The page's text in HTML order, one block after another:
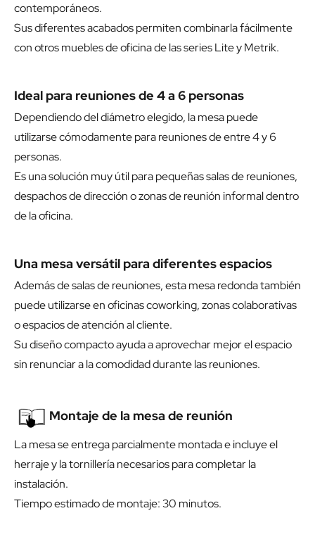
contemporáneos.
Sus diferentes acabados permiten combinarla fácilmente
con otros muebles de oficina de las series Lite y Metrik.
Ideal para reuniones de 4 a 6 personas
Dependiendo del diámetro elegido, la mesa puede
utilizarse cómodamente para reuniones de entre 4 y 6
personas.
Es una solución muy útil para pequeñas salas de reuniones,
despachos de dirección o zonas de reunión informal dentro
de la oficina.
Una mesa versátil para diferentes espacios
Además de salas de reuniones, esta mesa redonda también
puede utilizarse en oficinas coworking, zonas colaborativas
o espacios de atención al cliente.
Su diseño compacto ayuda a aprovechar mejor el espacio
sin renunciar a la comodidad durante las reuniones.
Montaje de la mesa de reunión
La mesa se entrega parcialmente montada e incluye el
herraje y la tornillería necesarios para completar la
instalación.
Tiempo estimado de montaje: 30 minutos.